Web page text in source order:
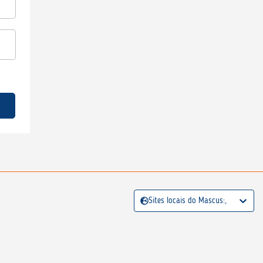
Sites locais do Mascus:,